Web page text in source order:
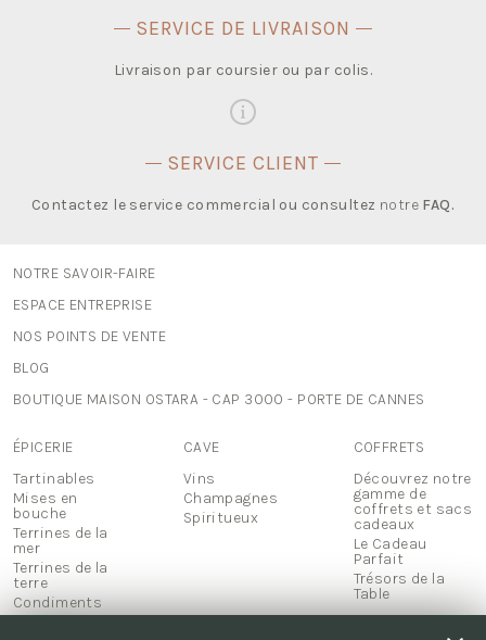
SERVICE DE LIVRAISON
Livraison par coursier ou par colis.
SERVICE CLIENT
Contactez le service commercial ou consultez notre FAQ.
NOTRE SAVOIR-FAIRE
ESPACE ENTREPRISE
NOS POINTS DE VENTE
BLOG
BOUTIQUE MAISON OSTARA - CAP 3000 - PORTE DE CANNES
ÉPICERIE
Tartinables
Mises en
bouche
Terrines de la
mer
Terrines de la
terre
Condiments
CAVE
Vins
Champagnes
Spiritueux
COFFRETS
Découvrez notre
gamme de
coffrets et sacs
cadeaux
Le Cadeau
Parfait
Trésors de la
Table